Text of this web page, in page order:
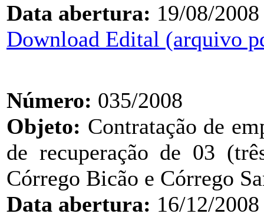
Data abertura: 19/08/2008
Download Edital (arquivo
Número: 035/2008
Objeto: Contratação de
de recuperação de 03
Córrego Bicão e Córrego
Data abertura: 16/12/2008